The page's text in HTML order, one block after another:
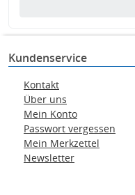
Kundenservice
Kontakt
Über uns
Mein Konto
Passwort vergessen
Mein Merkzettel
Newsletter